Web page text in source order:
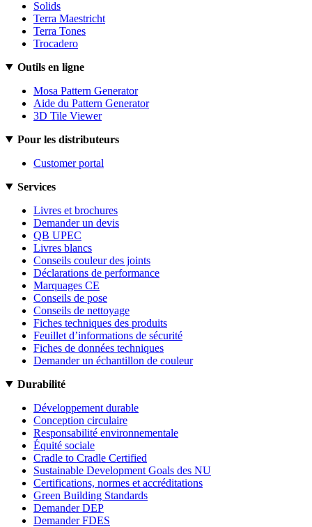
Solids
Terra Maestricht
Terra Tones
Trocadero
Outils en ligne
Mosa Pattern Generator
Aide du Pattern Generator
3D Tile Viewer
Pour les distributeurs
Customer portal
Services
Livres et brochures
Demander un devis
QB UPEC
Livres blancs
Conseils couleur des joints
Déclarations de performance
Marquages CE
Conseils de pose
Conseils de nettoyage
Fiches techniques des produits
Feuillet d’informations de sécurité
Fiches de données techniques
Demander un échantillon de couleur
Durabilité
Développement durable
Conception circulaire
Responsabilité environnementale
Équité sociale
Cradle to Cradle Certified
Sustainable Development Goals des NU
Certifications, normes et accréditations
Green Building Standards
Demander DEP
Demander FDES